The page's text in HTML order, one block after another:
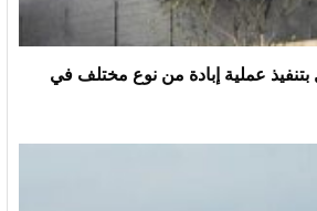
بتنفيذ عملية إبادة من نوع مختلف في